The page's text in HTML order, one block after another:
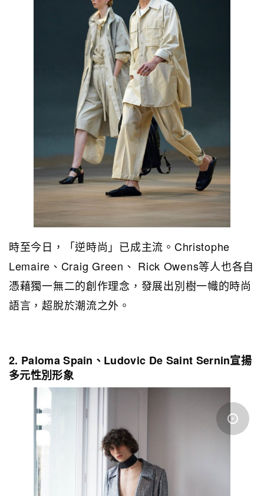
時至今日，「逆時尚」已成主流。Christophe
Lemaire、Craig Green、 Rick Owens等人也各自
憑藉獨一無二的創作理念，發展出別樹一幟的時尚
語言，超脫於潮流之外。
2. Paloma Spain、Ludovic De Saint Sernin宣揚
多元性別形象